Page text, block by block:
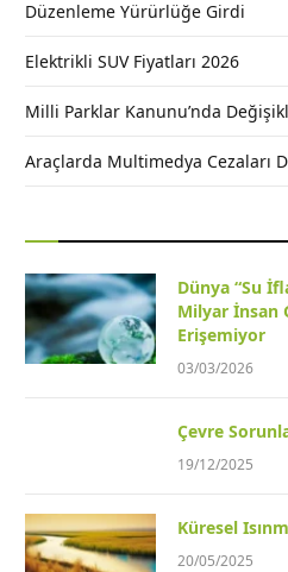
Düzenleme Yürürlüğe Girdi
Elektrikli SUV Fiyatları 2026
Milli Parklar Kanunu’nda
Araçlarda Multimedya Cezaları
Dünya “Su
Milyar İnsan
Erişemiyor
03/03/2026
Çevre
19/12/2025
Küresel
20/05/2025